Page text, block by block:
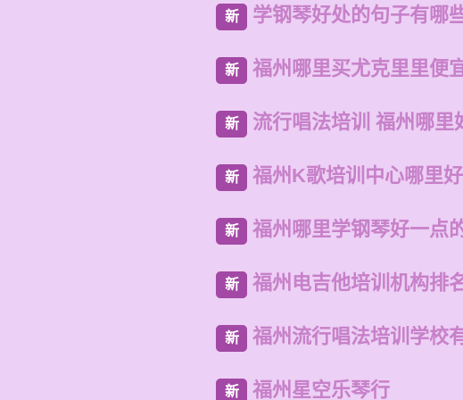
新 学钢琴好处的句子有哪
新 福州哪里买尤克里里便
新 流行唱法培训 福州哪里
新 福州K歌培训中心哪里
新 福州哪里学钢琴好一点
新 福州电吉他培训机构排
新 福州流行唱法培训学校
新 福州星空乐琴行